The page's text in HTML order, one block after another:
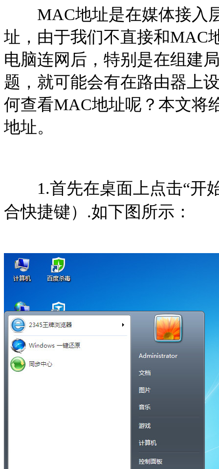
MAC地址是在媒体接入层
址，由于我们不直接和MAC
电脑连网后，特别是在组建
题，就可能会有在路由器上
何查看MAC地址呢？本文将
地址。
1.首先在桌面上点击“开始
合快捷键）.如下图所示：